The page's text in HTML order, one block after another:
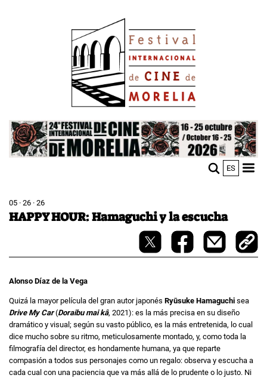
Image
ES
05 · 26 · 26
HAPPY HOUR: Hamaguchi y la escucha
Alonso Díaz de la Vega
Quizá la mayor película del gran autor japonés Ryūsuke Hamaguchi sea
Drive My Car(Doraibu mai kâ, 2021): es la más precisa en su diseño
dramático y visual; según su vasto público, es la más entretenida, lo cual
dice mucho sobre su ritmo, meticulosamente montado, y, como toda la
filmografía del director, es hondamente humana, ya que reparte
compasión a todos sus personajes como un regalo: observa y escucha a
cada cual con una paciencia que va más allá de lo prudente o lo justo. Ni